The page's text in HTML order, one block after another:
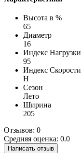
Высота в %
65
Диаметр
16
Индекс Нагрузки
95
Индекс Скорости
H
Сезон
Лето
Ширина
205
Отзывов: 0
Средняя оценка: 0.0
Написать отзыв